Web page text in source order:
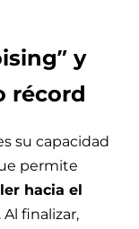
y
récord
su capacidad
permite
hacia el
. Al finalizar,